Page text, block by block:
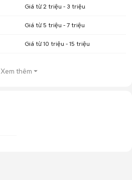
Giá từ 2 triệu - 3 triệu
Giá từ 5 triệu - 7 triệu
Giá từ 10 triệu - 15 triệu
Xem thêm